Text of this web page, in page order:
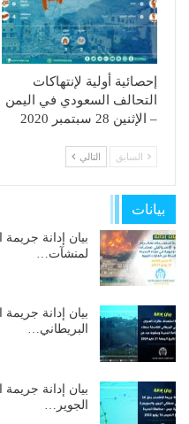
إحصائية أولية لإنتهاكات
التحالف السعودي في اليمن
– الإثنين 28 سبتمبر 2020
السابق التالي
بيانات
بيان إدانة
لمنشآت…
بيان إدانة
البريطاني…
الجوير…